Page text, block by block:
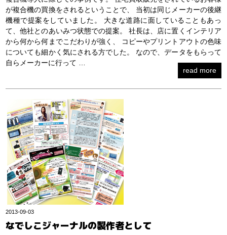
が複合機の買換をされるということで、 当初は同じメーカーの後継
機種で提案をしていました。 大きな道路に面していることもあっ
て、他社とのあいみつ状態での提案。 社長は、店に置くインテリア
から何から何までこだわりが強く、 コピーやプリントアウトの色味
についても細かく気にされる方でした。 なので、データをもらって
自らメーカーに行って …
read more
2013-09-03
なでしこジャーナルの製作者として